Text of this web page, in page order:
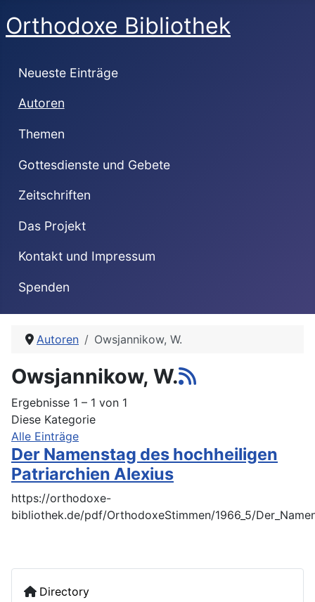
Orthodoxe Bibliothek
Neueste Einträge
Autoren
Themen
Gottesdienste und Gebete
Zeitschriften
Das Projekt
Kontakt und Impressum
Spenden
Directory
Autoren Owsjannikow, W.
Owsjannikow, W.
Ergebnisse 1 – 1 von 1
Diese Kategorie
Alle Einträge
Der Namenstag des hochheiligen
Patriarchien Alexius
https://orthodoxe-
bibliothek.de/pdf/OrthodoxeStimmen/1966_5/